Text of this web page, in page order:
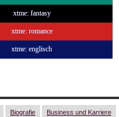
xtme: fantasy
xtme: romance
xtme: englisch
Biografie Business und Karriere